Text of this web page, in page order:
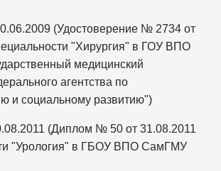
(Удостоверение № 2734 от
"Хирургия" в ГОУ ВПО
медицинский
агентства по
и социальному развитию")
(Диплом № 50 от 31.08.2011
"Урология" в ГБОУ ВПО СамГМУ